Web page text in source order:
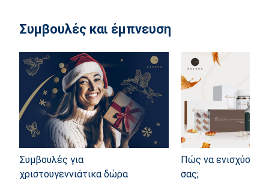
Συμβουλές και έμπνευση
Συμβουλές για
χριστουγεννιάτικα δώρα
Πώς να ενισχύσετε
σας;